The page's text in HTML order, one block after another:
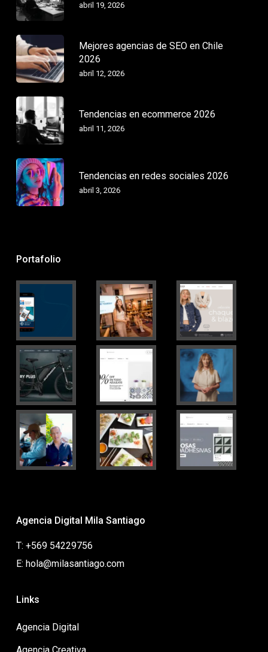
abril 19, 2026
Mejores agencias de SEO en Chile
2026
abril 12, 2026
Tendencias en ecommerce 2026
abril 11, 2026
Tendencias en redes sociales 2026
abril 3, 2026
Portafolio
Agencia Digital Mila Santiago
T: +569 54229756
E: hola@milasantiago.com
Links
Agencia Digital